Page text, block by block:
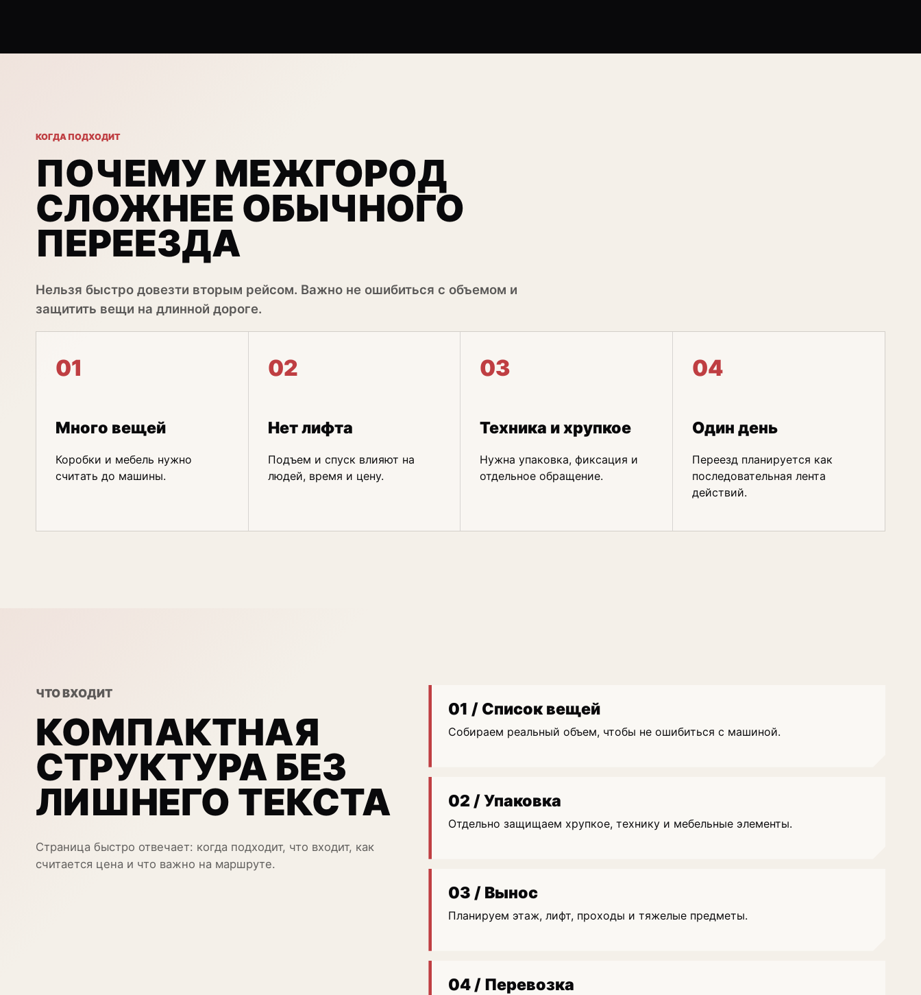
КОГДА ПОДХОДИТ
ПОЧЕМУ МЕЖГОРОД
СЛОЖНЕЕ ОБЫЧНОГО
ПЕРЕЕЗДА
Нельзя быстро довезти вторым рейсом. Важно не ошибиться с объемом и
защитить вещи на длинной дороге.
01
Много вещей
Коробки и мебель нужно
считать до машины.
02
Нет лифта
Подъем и спуск влияют на
людей, время и цену.
03
Техника и хрупкое
Нужна упаковка, фиксация и
отдельное обращение.
04
Один день
Переезд планируется как
последовательная лента
действий.
ЧТО ВХОДИТ
КОМПАКТНАЯ
СТРУКТУРА БЕЗ
ЛИШНЕГО ТЕКСТА
Страница быстро отвечает: когда подходит, что входит, как
считается цена и что важно на маршруте.
01 / Список вещей
Собираем реальный объем, чтобы не ошибиться с машиной.
02 / Упаковка
Отдельно защищаем хрупкое, технику и мебельные элементы.
03 / Вынос
Планируем этаж, лифт, проходы и тяжелые предметы.
04 / Перевозка